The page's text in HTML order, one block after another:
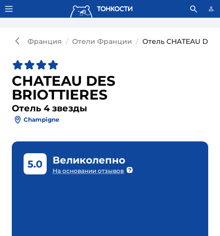
Тонкости используют сookie-файлы. Что это значит?
Франция Отели Франции Отель CHATEAU DES
CHATEAU DES
BRIOTTIERES
Отель 4 звезды
Champigne
5.0 Великолепно
На основании отзывов